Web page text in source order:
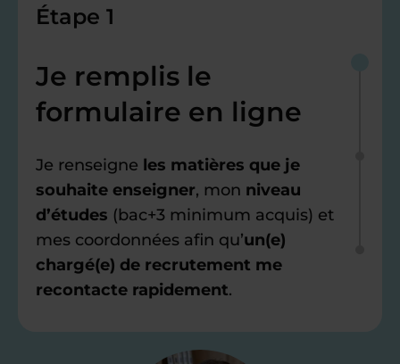
Étape 1
Je remplis le
formulaire en ligne
Je renseigne les matières que je
souhaite enseigner, mon niveau
d’études (bac+3 minimum acquis) et
mes coordonnées afin qu’un(e)
chargé(e) de recrutement me
recontacte rapidement.